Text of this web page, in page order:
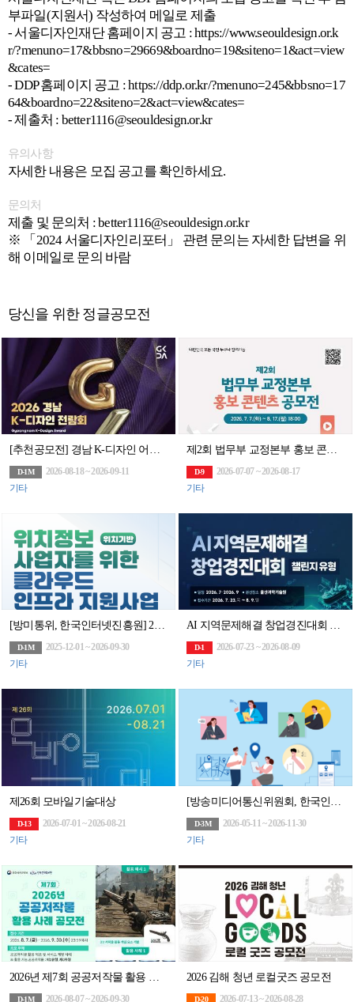
부파일(지원서) 작성하여 메일로 제출
- 서울디자인재단 홈페이지 공고 : https://www.seouldesign.or.k
r/?menuno=17&bbsno=29669&boardno=19&siteno=1&act=view
&cates=
- DDP 홈페이지 공고 : https://ddp.or.kr/?menuno=245&bbsno=17
64&boardno=22&siteno=2&act=view&cates=
- 제출처 : better1116@seouldesign.or.kr
유의사항
자세한 내용은 모집 공고를 확인하세요.
문의처
제출 및 문의처 : better1116@seouldesign.or.kr
※ 「2024 서울디자인리포터」 관련 문의는 자세한 답변을 위
해 이메일로 문의 바람
당신을 위한 정글공모전
[추천공모전] 경남 K-디자인 어워드(~9/11)
D-1M
2026-08-18 ~ 2026-09-11
기타
제2회 법무부 교정본부 홍보 콘텐츠 공모전
D-9
2026-07-07 ~ 2026-08-17
기타
[방미통위, 한국인터넷진흥원] 2026년 위치정보 사업자를 위한 클라우드 인프라 지원사업
D-1M
2025-12-01 ~ 2026-09-30
기타
AI 지역문제해결 창업경진대회 챌린지 유형
D-1
2026-07-23 ~ 2026-08-09
기타
제26회 모바일기술대상
D-13
2026-07-01 ~ 2026-08-21
기타
D-3M
2026-05-11 ~ 2026-11-30
기타
D-1M
2026-08-07 ~ 2026-09-30
2026 김해 청년 로컬굿즈 공모전
D-20
2026-07-13 ~ 2026-08-28